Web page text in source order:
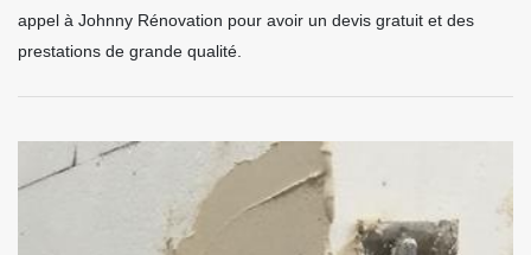
appel à Johnny Rénovation pour avoir un devis gratuit et des
prestations de grande qualité.